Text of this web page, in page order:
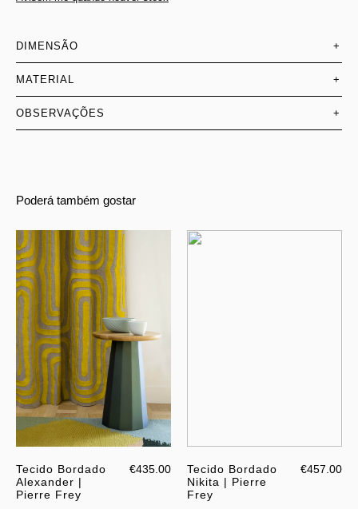
DIMENSÃO +
MATERIAL +
OBSERVAÇÕES +
Poderá também gostar
Tecido Bordado
Alexander |
Pierre Frey
€435.00
Tecido Bordado
Nikita | Pierre
Frey
€457.00